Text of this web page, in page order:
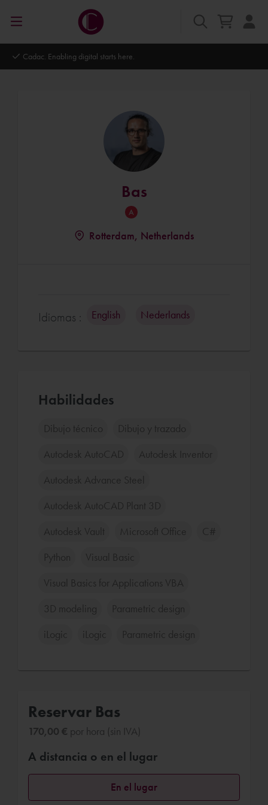
Cadac. Enabling digital starts here.
Bas
Rotterdam, Netherlands
Idiomas : English Nederlands
Habilidades
Dibujo técnico Dibujo y trazado
Autodesk AutoCAD Autodesk Inventor
Autodesk Advance Steel
Autodesk AutoCAD Plant 3D
Autodesk Vault Microsoft Office C#
Python Visual Basic
Visual Basics for Applications VBA
3D modeling Parametric design
iLogic iLogic Parametric design
Reservar Bas
170,00 € por hora (sin IVA)
A distancia o en el lugar
En el lugar